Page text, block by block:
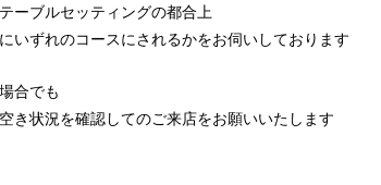
ーブルセッティングの都合上
いずれのコースにされるかをお伺いしております
合でも
き状況を確認してのご来店をお願いいたします